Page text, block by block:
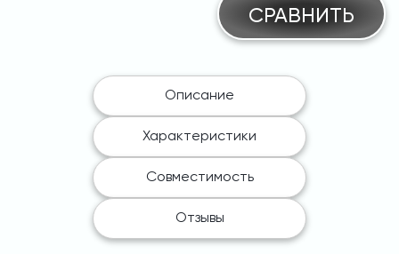
CCS
Combo2
СРАВНИТЬ
Описание
Характеристики
Совместимость
Отзывы